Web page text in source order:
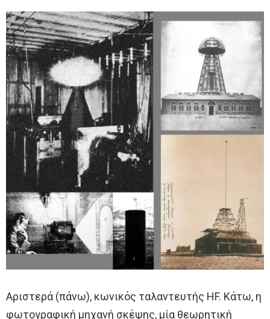
Αριστερά (πάνω), κωνικός ταλαντευτής HF. Κάτω, η
φωτογραφική μηχανή σκέψης, μία θεωρητική